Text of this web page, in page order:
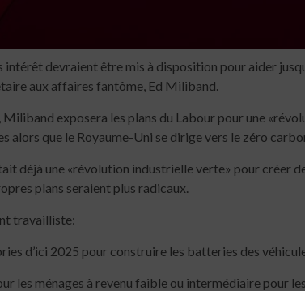
intérêt devraient être mis à disposition pour aider
aux affaires fantôme, Ed Miliband.
Miliband exposera les plans du Labour pour une
alors que le Royaume-Uni se dirige vers le zéro
déjà une «révolution industrielle verte» pour créer
plans seraient plus radicaux.
travailliste:
d’ici 2025 pour construire les batteries des
les ménages à revenu faible ou intermédiaire pour